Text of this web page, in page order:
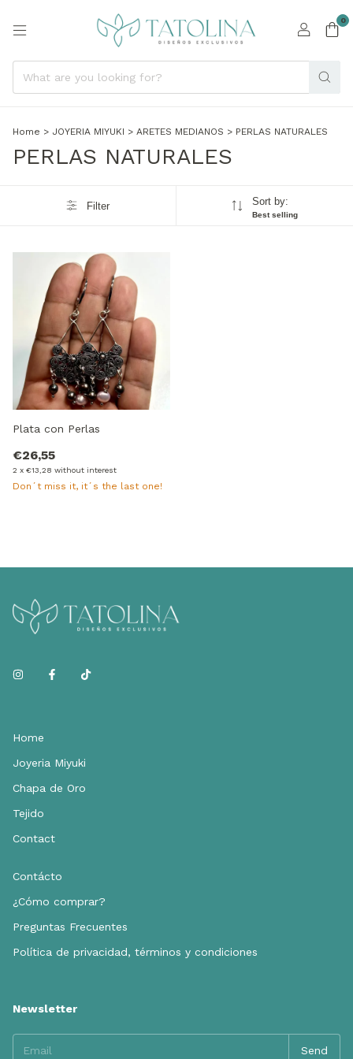
0
Home > JOYERIA MIYUKI > ARETES MEDIANOS > PERLAS NATURALES
PERLAS NATURALES
Filter Sort by:
Best selling
Plata con Perlas
€26,55
2 x €13,28 without interest
Don´t miss it, it´s the last one!
Home
Joyeria Miyuki
Chapa de Oro
Tejido
Contact
Contácto
¿Cómo comprar?
Preguntas Frecuentes
Política de privacidad, términos y condiciones
Newsletter